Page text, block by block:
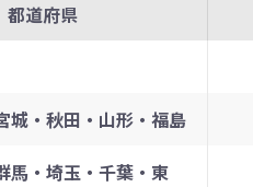
都道府県
城・秋田・山形・福島
馬・埼玉・千葉・東